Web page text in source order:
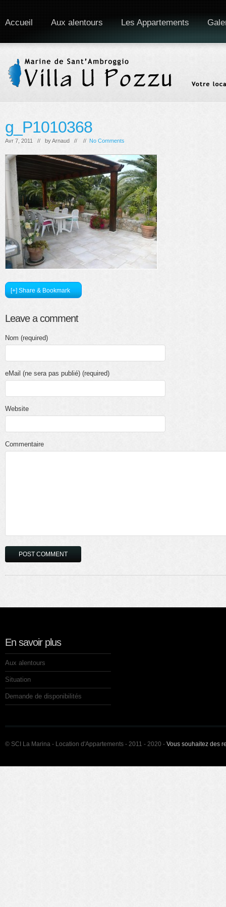
Accueil Aux alentours Les Appartements
g_P1010368
Avr 7, 2011 // byArnaud // // No Comments
[+] Share & Bookmark
Leave a comment
Nom (required)
eMail (ne sera pas publié) (required)
Website
Commentaire
En savoir plus
Aux alentours
Situation
Demande de disponibilités
© SCI La Marina - Location d'Appartements - 2011 - 2020 - Vous souhaitez des